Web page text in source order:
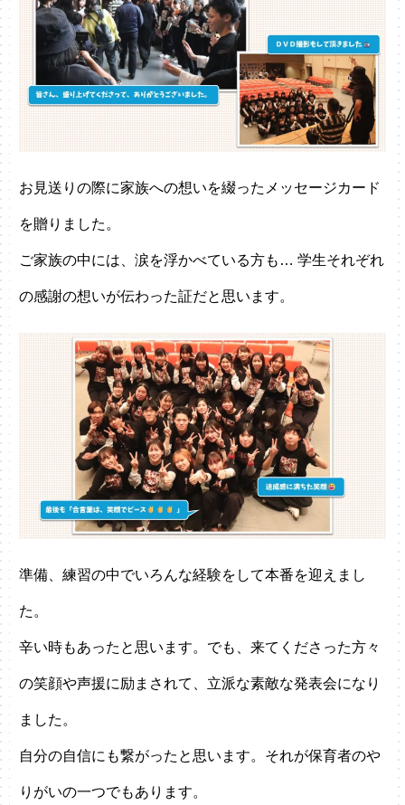
お見送りの際に家族への想いを綴ったメッセージカード
を贈りました。
ご家族の中には、涙を浮かべている方も… 学生それぞれ
の感謝の想いが伝わった証だと思います。
準備、練習の中でいろんな経験をして本番を迎えまし
た。
辛い時もあったと思います。でも、来てくださった方々
の笑顔や声援に励まされて、立派な素敵な発表会になり
ました。
自分の自信にも繋がったと思います。それが保育者のや
りがいの一つでもあります。